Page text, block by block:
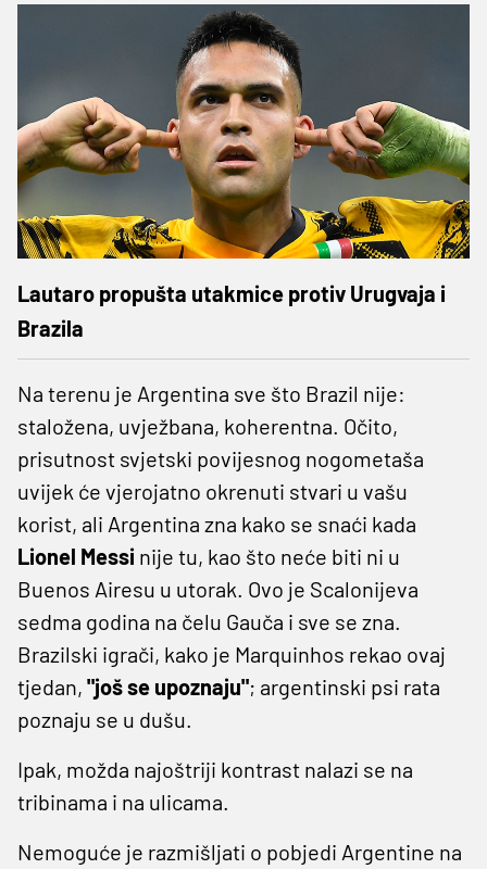
Lautaro propušta utakmice protiv Urugvaja i
Brazila
Na terenu je Argentina sve što Brazil nije:
staložena, uvježbana, koherentna. Očito,
prisutnost svjetski povijesnog nogometaša
uvijek će vjerojatno okrenuti stvari u vašu
korist, ali Argentina zna kako se snaći kada
Lionel Messi nije tu, kao što neće biti ni u
Buenos Airesu u utorak. Ovo je Scalonijeva
sedma godina na čelu Gauča i sve se zna.
Brazilski igrači, kako je Marquinhos rekao ovaj
tjedan, "još se upoznaju"; argentinski psi rata
poznaju se u dušu.
Ipak, možda najoštriji kontrast nalazi se na
tribinama i na ulicama.
Nemoguće je razmišljati o pobjedi Argentine na